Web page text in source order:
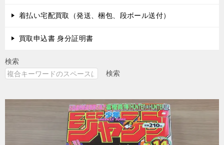
着払い宅配買取（発送、梱包、段ボール送付）
買取申込書 身分証明書
検索
検索